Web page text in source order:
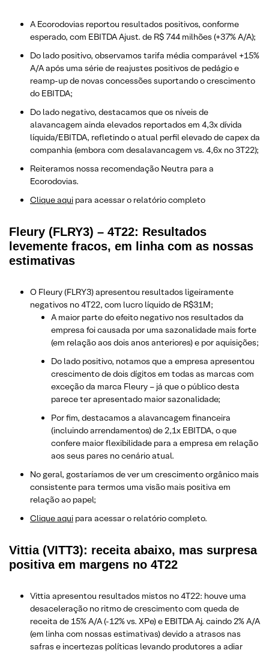
A Ecorodovias reportou resultados positivos, conforme
esperado, com EBITDA Ajust. de R$ 744 milhões (+37% A/A);
Do lado positivo, observamos tarifa média comparável +15%
A/A após uma série de reajustes positivos de pedágio e
reamp-up de novas concessões suportando o crescimento
do EBITDA;
Do lado negativo, destacamos que os níveis de
alavancagem ainda elevados reportados em 4,3x dívida
líquida/EBITDA, refletindo o atual perfil elevado de capex da
companhia (embora com desalavancagem vs. 4,6x no 3T22);
Reiteramos nossa recomendação Neutra para a
Ecorodovias.
Clique aqui para acessar o relatório completo
Fleury (FLRY3) – 4T22: Resultados
levemente fracos, em linha com as nossas
estimativas
O Fleury (FLRY3) apresentou resultados ligeiramente
negativos no 4T22, com lucro líquido de R$31M;
A maior parte do efeito negativo nos resultados da
empresa foi causada por uma sazonalidade mais forte
(em relação aos dois anos anteriores) e por aquisições;
Do lado positivo, notamos que a empresa apresentou
crescimento de dois dígitos em todas as marcas com
exceção da marca Fleury – já que o público desta
parece ter apresentado maior sazonalidade;
Por fim, destacamos a alavancagem financeira
(incluindo arrendamentos) de 2,1x EBITDA, o que
confere maior flexibilidade para a empresa em relação
aos seus pares no cenário atual.
No geral, gostaríamos de ver um crescimento orgânico mais
consistente para termos uma visão mais positiva em
relação ao papel;
Clique aqui para acessar o relatório completo.
Vittia (VITT3): receita abaixo, mas surpresa
positiva em margens no 4T22
Vittia apresentou resultados mistos no 4T22: houve uma
desaceleração no ritmo de crescimento com queda de
receita de 15% A/A (-12% vs. XPe) e EBITDA Aj. caindo 2% A/A
(em linha com nossas estimativas) devido a atrasos nas
safras e incertezas políticas levando produtores a adiar